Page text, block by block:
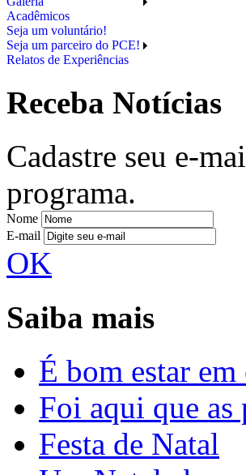
Acadêmicos
Seja um voluntário!
Seja um parceiro do PCE!
Relatos de Experiências
Receba Notícias
Cadastre seu e-
programa.
Nome
E-mail
OK
Saiba mais
É bom estar
Foi aqui que as
Festa de Natal